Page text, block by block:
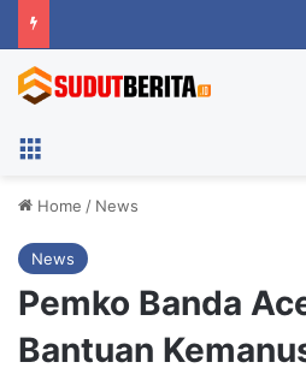
Home / News
News
Pemko Banda
Bantuan